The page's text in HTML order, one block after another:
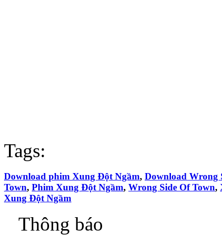
Tags:
Download phim Xung Đột Ngầm, Download Wrong
Town, Phim Xung Đột Ngầm, Wrong Side Of Town,
Xung Đột Ngầm
Thông báo